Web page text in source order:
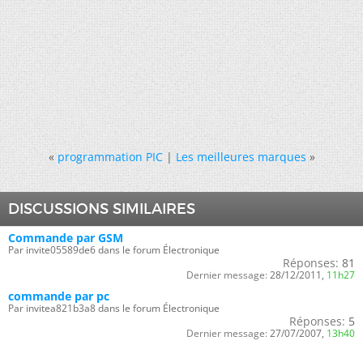
« programmation PIC|Les meilleures marques »
DISCUSSIONS SIMILAIRES
Commande par GSM
Par invite05589de6 dans le forum Électronique
Réponses: 81
Dernier message: 28/12/2011, 11h27
commande par pc
Par invitea821b3a8 dans le forum Électronique
Réponses: 5
Dernier message: 27/07/2007, 13h40